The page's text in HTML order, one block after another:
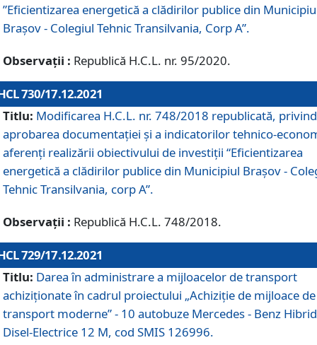
”Eficientizarea energetică a clădirilor publice din
Brașov - Colegiul Tehnic Transilvania, Corp A”.
Observații : Republică H.C.L. nr. 95/2020.
730/17.12.2021
Titlu: Modificarea H.C.L. nr. 748/2018 republicată, privind
aprobarea documentației și a indicatorilor tehnico-
aferenți realizării obiectivului de investiții “Eficientizarea
energetică a clădirilor publice din Municipiul Brașov -
Tehnic Transilvania, corp A”.
Observații : Republică H.C.L. 748/2018.
729/17.12.2021
Titlu: Darea în administrare a mijloacelor de transport
achiziționate în cadrul proiectului „Achiziţie de mijloace de
transport moderne” - 10 autobuze Mercedes - Benz Hibrid
Disel-Electrice 12 M, cod SMIS 126996.